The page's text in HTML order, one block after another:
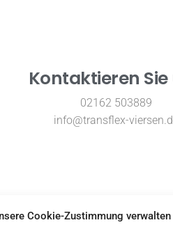
Cookie-Zustimmung verwalten
Kontaktieren Sie
02162 503889
info@transflex-
RECHTLICHES